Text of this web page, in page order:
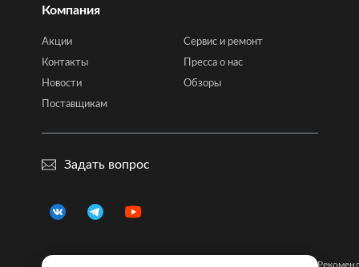
Компания
Акции
Сервис и ремонт
Контакты
Пресса о нас
Новости
Обзоры
Поставщикам
Задать вопрос
Правовая